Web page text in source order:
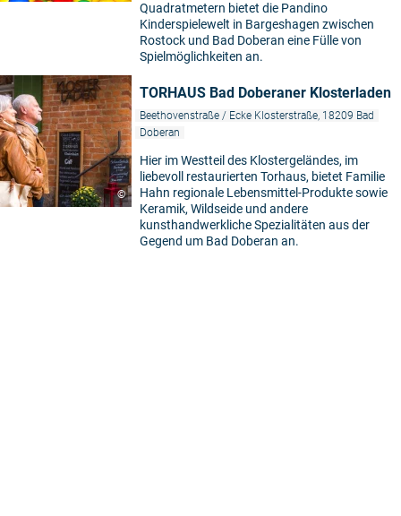
Quadratmetern bietet die Pandino
Kinderspielewelt in Bargeshagen zwischen
Rostock und Bad Doberan eine Fülle von
Spielmöglichkeiten an.
©
TORHAUS Bad Doberaner Klosterladen
Beethovenstraße / Ecke Klosterstraße, 18209 Bad
Doberan
Hier im Westteil des Klostergeländes, im
liebevoll restaurierten Torhaus, bietet Familie
Hahn regionale Lebensmittel-Produkte sowie
Keramik, Wildseide und andere
kunsthandwerkliche Spezialitäten aus der
Gegend um Bad Doberan an.